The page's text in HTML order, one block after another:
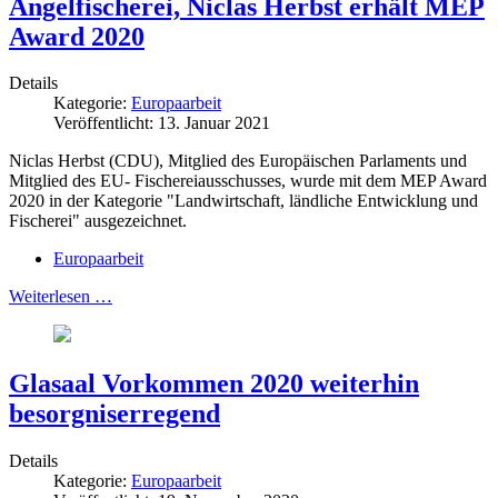
Angelfischerei, Niclas Herbst erhält MEP
Award 2020
Details
Kategorie: Europaarbeit
Veröffentlicht: 13. Januar 2021
Niclas Herbst (CDU), Mitglied des Europäischen Parlaments und
Mitglied des EU- Fischereiausschusses, wurde mit dem MEP Award
2020 in der Kategorie "Landwirtschaft, ländliche Entwicklung und
Fischerei" ausgezeichnet.
Europaarbeit
Weiterlesen …
Glasaal Vorkommen 2020 weiterhin
besorgniserregend
Details
Kategorie: Europaarbeit